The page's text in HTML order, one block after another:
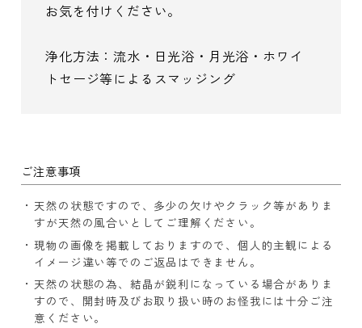
お気を付けください。
浄化方法：流水・日光浴・月光浴・ホワイ
トセージ等によるスマッジング
ご注意事項
天然の状態ですので、多少の欠けやクラック等がありま
すが天然の風合いとしてご理解ください。
現物の画像を掲載しておりますので、個人的主観による
イメージ違い等でのご返品はできません。
天然の状態の為、結晶が鋭利になっている場合がありま
すので、開封時及びお取り扱い時のお怪我には十分ご注
意ください。